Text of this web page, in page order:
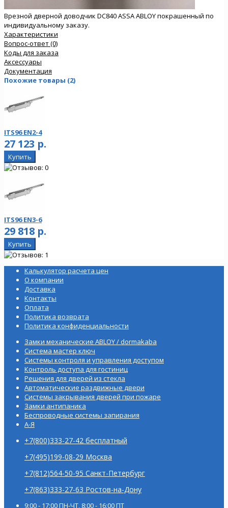
Врезной дверной доводчик DC840 ASSA ABLOY покрашенный по
индивидуальному заказу.
Характеристики
Вопрос-ответ (0)
Коды для заказа
Аксессуары
Документация
Похожие товары (2)
ITS96 EN2-4
27 123 р.
ITS96 EN3-6
29 818 р.
Калькулятор расчета цен
О компании
Доставка
Контакты
Оплата
Политика возврата
Политика конфиденциальности
Замки механические ABLOY / dormakaba
Система мастер ключ
Системы контроля и управления доступом
Контроль доступа для гостиниц
Решения для дверей из стекла
Автоматические раздвижные двери
Системы закрывания дверей при пожаре
Замки антипаника
Беспроводные системы запирания
А-Я
+7(800)333-27-42 бесплатный
+7(495)199-08-29 Москва
+7(812)564-50-95 Санкт-Петербург
+7(863)333-27-63 Ростов-на-Дону
9:00 - 17:00 ПН-ЧТ, 8:00 - 16:00 ПТ